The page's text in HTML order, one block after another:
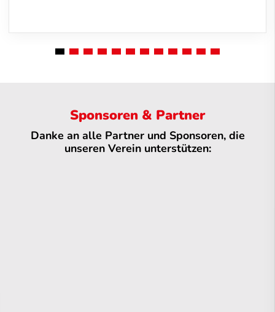
Sponsoren & Partner
Danke an alle Partner und Sponsoren, die
unseren Verein unterstützen: